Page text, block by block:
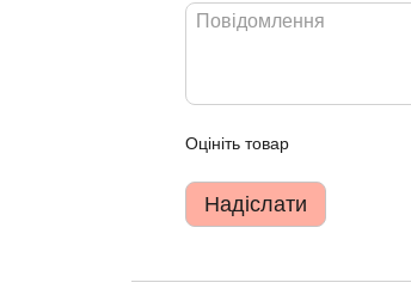
Оцініть товар
Надіслати